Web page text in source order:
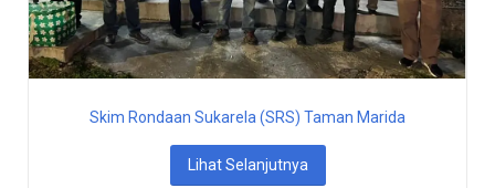
Skim Rondaan Sukarela (SRS) Taman Marida
Lihat Selanjutnya